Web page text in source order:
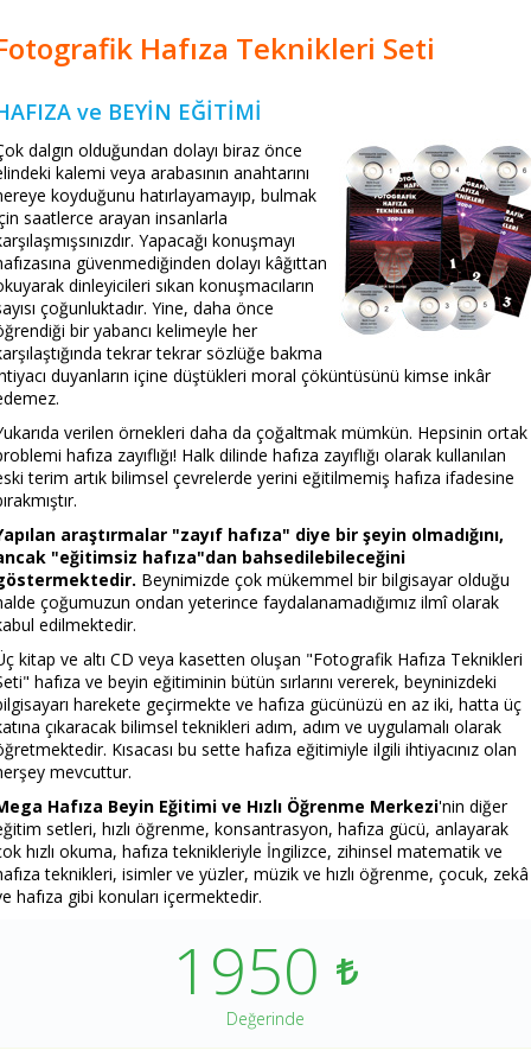
Hafıza Teknikleri Seti
ve BEYİN EĞİTİMİ
dalgın olduğundan dolayı biraz önce
kalemi veya arabasının anahtarını
koyduğunu hatırlayamayıp, bulmak
saatlerce arayan insanlarla
Yapacağı konuşmayı
güvenmediğinden dolayı kâğıttan
dinleyicileri sıkan konuşmacıların
çoğunluktadır. Yine, daha önce
bir yabancı kelimeyle her
tekrar tekrar sözlüğe bakma
duyanların içine düştükleri moral çöküntüsünü kimse inkâr
verilen örnekleri daha da çoğaltmak mümkün. Hepsinin ortak
hafıza zayıflığı! Halk dilinde hafıza zayıflığı olarak kullanılan
terim artık bilimsel çevrelerde yerini eğitilmemiş hafıza ifadesine
araştırmalar "zayıf hafıza" diye bir şeyin olmadığını,
"eğitimsiz hafıza"dan bahsedilebileceğini
Beynimizde çok mükemmel bir bilgisayar olduğu
çoğumuzun ondan yeterince faydalanamadığımız ilmî olarak
edilmektedir.
kitap ve altı CD veya kasetten oluşan "Fotografik Hafıza Teknikleri
hafıza ve beyin eğitiminin bütün sırlarını vererek, beyninizdeki
harekete geçirmekte ve hafıza gücünüzü en az iki, hatta üç
çıkaracak bilimsel teknikleri adım, adım ve uygulamalı olarak
Kısacası bu sette hafıza eğitimiyle ilgili ihtiyacınız olan
mevcuttur.
Hafıza Beyin Eğitimi ve Hızlı Öğrenme Merkezi'nin diğer
setleri, hızlı öğrenme, konsantrasyon, hafıza gücü, anlayarak
hızlı okuma, hafıza teknikleriyle İngilizce, zihinsel matematik ve
teknikleri, isimler ve yüzler, müzik ve hızlı öğrenme, çocuk, zekâ
hafıza gibi konuları içermektedir.
1950
Değerinde